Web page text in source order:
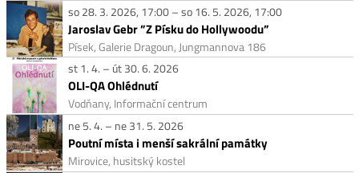
so 28. 3. 2026, 17:00 – so 16. 5. 2026, 17:00
Jaroslav Gebr ”Z Písku do Hollywoodu”
Písek, Galerie Dragoun, Jungmannova 186
st 1. 4. – út 30. 6. 2026
OLI-QA Ohlédnutí
Vodňany, Informační centrum
ne 5. 4. – ne 31. 5. 2026
Poutní místa i menší sakrální památky
Mirovice, husitský kostel